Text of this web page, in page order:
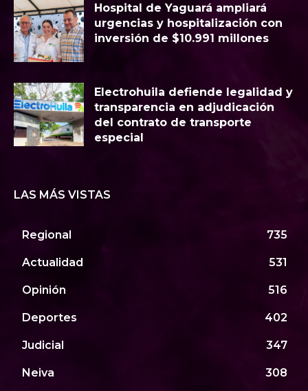
Hospital de Yaguará ampliará
urgencias y hospitalización con
inversión de $10.991 millones
Electrohuila defiende legalidad y
transparencia en adjudicación
del contrato de transporte
especial
LAS MÁS VISTAS
Regional 735
Actualidad 531
Opinión 516
Deportes 402
Judicial 347
Neiva 308